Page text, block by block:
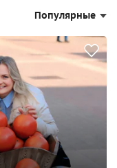
Популярные